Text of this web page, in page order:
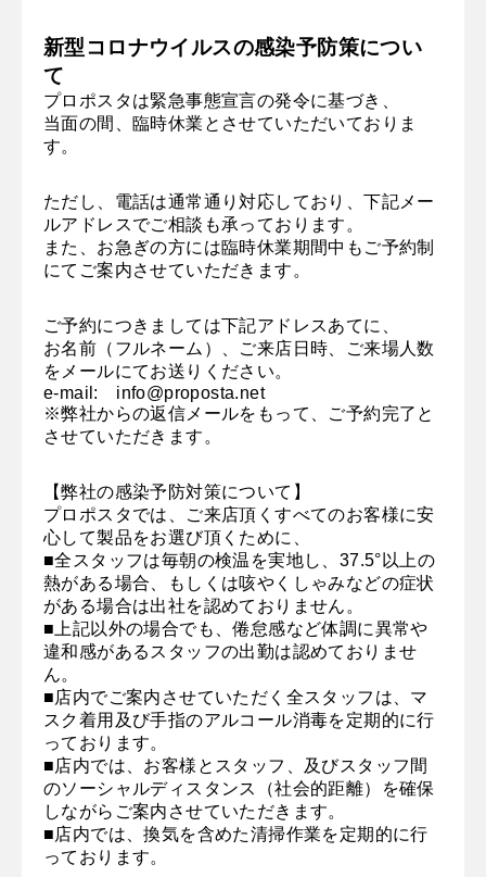
新型コロナウイルスの感染予防策につい
て
プロポスタは緊急事態宣言の発令に基づき、
当面の間、臨時休業とさせていただいておりま
す。
ただし、電話は通常通り対応しており、下記メー
ルアドレスでご相談も承っております。
また、お急ぎの方には臨時休業期間中もご予約制
にてご案内させていただきます。
ご予約につきましては下記アドレスあてに、
お名前（フルネーム）、ご来店日時、ご来場人数
をメールにてお送りください。
e-mail: info@proposta.net
※弊社からの返信メールをもって、ご予約完了と
させていただきます。
【弊社の感染予防対策について】
プロポスタでは、ご来店頂くすべてのお客様に安
心して製品をお選び頂くために、
■全スタッフは毎朝の検温を実地し、37.5°以上の
熱がある場合、もしくは咳やくしゃみなどの症状
がある場合は出社を認めておりません。
■上記以外の場合でも、倦怠感など体調に異常や
違和感があるスタッフの出勤は認めておりませ
ん。
■店内でご案内させていただく全スタッフは、マ
スク着用及び手指のアルコール消毒を定期的に行
っております。
■店内では、お客様とスタッフ、及びスタッフ間
のソーシャルディスタンス（社会的距離）を確保
しながらご案内させていただきます。
■店内では、換気を含めた清掃作業を定期的に行
っております。